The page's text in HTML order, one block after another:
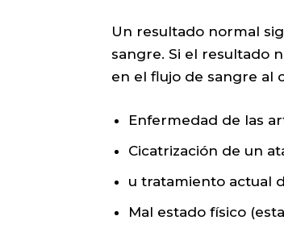
Un resultado normal
sangre. Si el resultado
en el flujo de sangre al
Enfermedad de las
Cicatrización de un
u tratamiento actual
Mal estado físico